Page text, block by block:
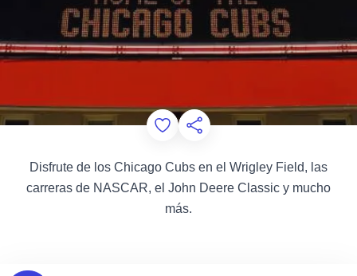
Add to Favorites
Compartir esta página
Disfrute de los Chicago Cubs en el Wrigley Field, las
carreras de NASCAR, el John Deere Classic y mucho
más.